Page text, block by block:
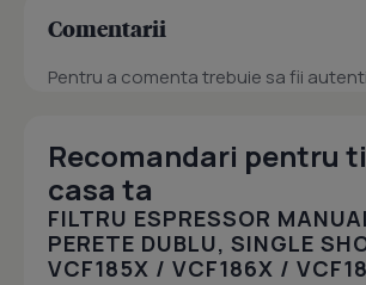
Comentarii
Pentru a comenta trebuie sa fii
Recomandari pentru
casa ta
FILTRU ESPRESSOR
PERETE DUBLU, SINGLE
VCF185X / VCF186X /